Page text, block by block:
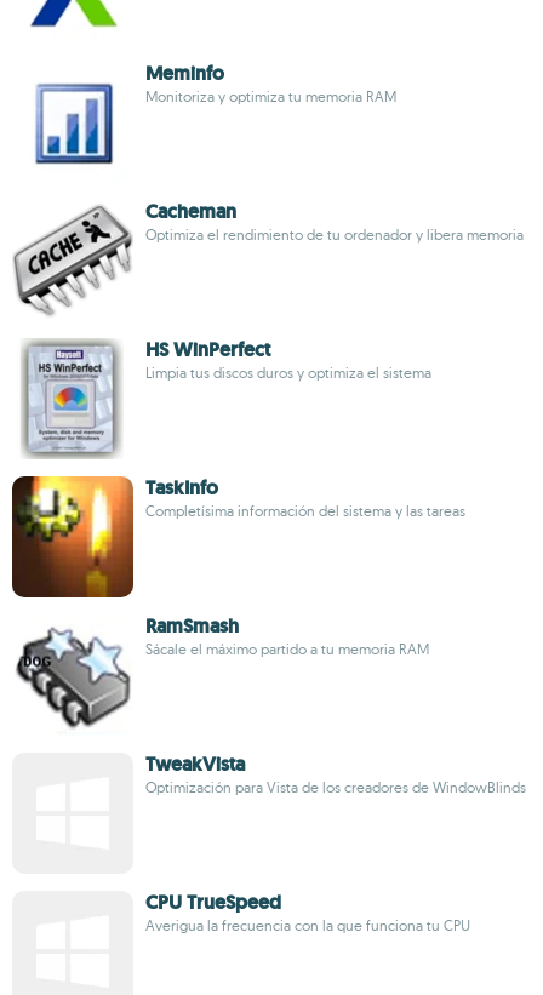
Meminfo
Monitoriza y optimiza tu memoria RAM
Cacheman
Optimiza el rendimiento de tu ordenador y libera memoria
HS WinPerfect
Limpia tus discos duros y optimiza el sistema
TaskInfo
Completísima información del sistema y las tareas
RamSmash
Sácale el máximo partido a tu memoria RAM
TweakVista
Optimización para Vista de los creadores de WindowBlinds
CPU TrueSpeed
Averigua la frecuencia con la que funciona tu CPU